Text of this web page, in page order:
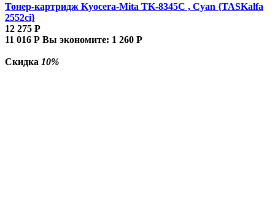
Тонер-картридж Kyocera-Mita TK-8345C , Cyan {TASKalfa
2552ci}
12 275 Р
11 016 Р Вы экономите: 1 260 Р
Скидка 10%